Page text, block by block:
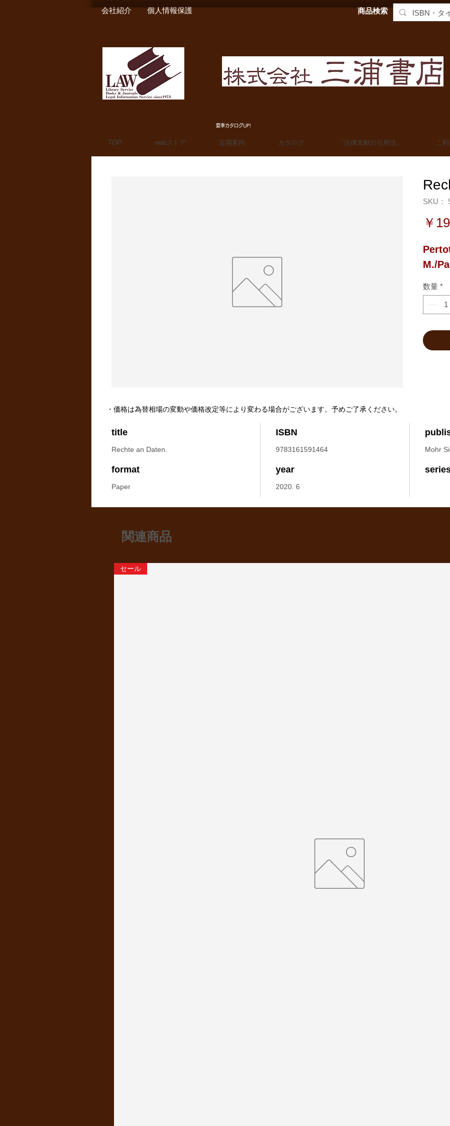
会社紹介 個人情報保護 商品検索
夏季カタログUP!
TOP webストア 定期案内 カタログ 「法律文献の引用法」 ご
SKU：
￥
M./
数量 *
title
Rechte an Daten.
ISBN
9783161591464 Mohr
format
Paper
year
2020. 6
・価格は為替相場の変動や価格改定等により変わる場合がございます。予めご了承ください。
関連商品
セール